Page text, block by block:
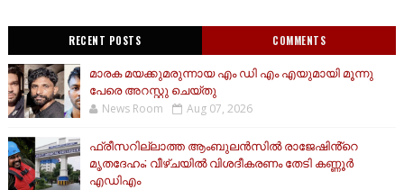
RECENT POSTS COMMENTS
മാരക മയക്കുമരുന്നായ എം ഡി എം എയുമായി മൂന്നു
പേരെ അറസ്റ്റു ചെയ്തു
News Room Aug 07, 2026
ഫ്രീസറില്ലാത്ത ആംബുലൻസിൽ രാജേഷിൻ്റെ
മൃതദേഹം; വീഴ്ചയിൽ വിശദീകരണം തേടി കണ്ണൂർ
എഡിഎം